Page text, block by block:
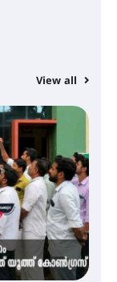
View all
ഉണർന്നു
ബാങ്ക്